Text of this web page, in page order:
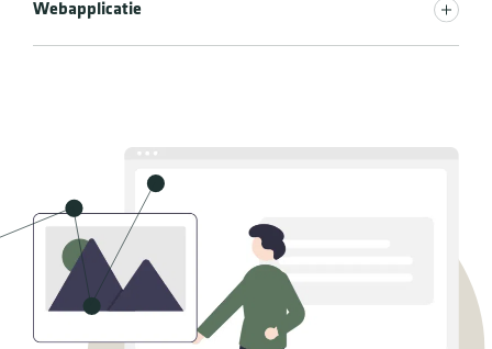
Webapplicatie